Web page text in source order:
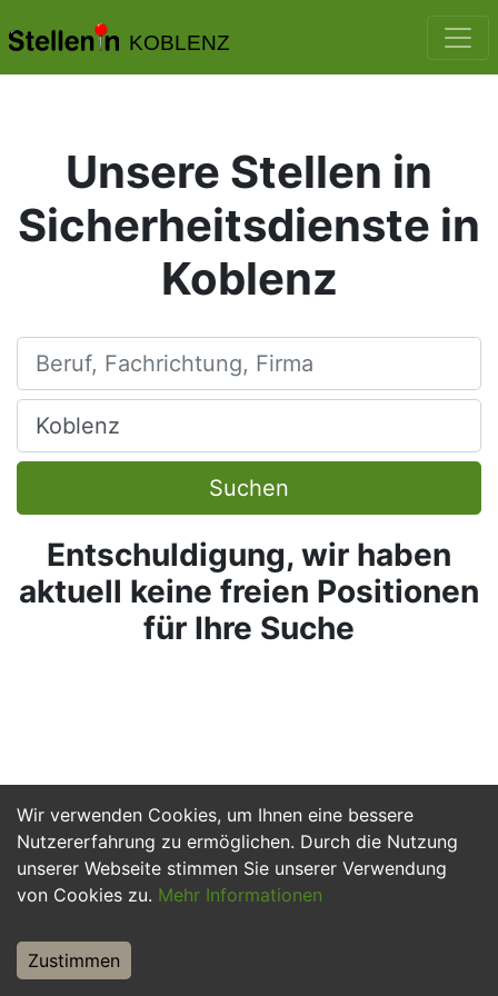
KOBLENZ
Wir verwenden Cookies, um Ihnen eine bessere
Nutzererfahrung zu ermöglichen. Durch die Nutzung
unserer Webseite stimmen Sie unserer Verwendung
von Cookies zu. Mehr Informationen
Zustimmen
Unsere Stellen in
Sicherheitsdienste in
Koblenz
Beruf, Fachrichtung, Firma
Ort, Stadt
Suchen
Entschuldigung, wir haben
aktuell keine freien Positionen
für Ihre Suche